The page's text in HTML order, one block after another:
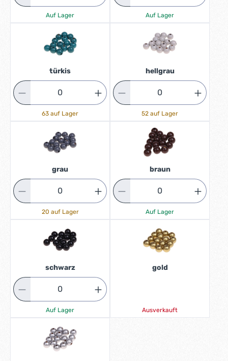
Auf Lager Auf Lager
türkis
63 auf Lager
hellgrau
52 auf Lager
grau
20 auf Lager
braun
Auf Lager
schwarz
Auf Lager
gold
Ausverkauft